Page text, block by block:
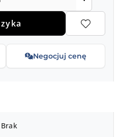
Negocjuj cenę
Brak